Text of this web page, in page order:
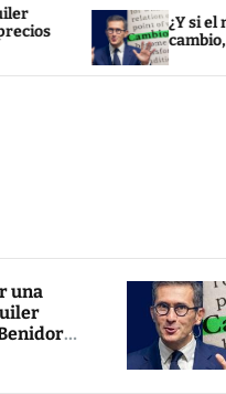
¿Y si el miedo no
cambio, sino su punto
una